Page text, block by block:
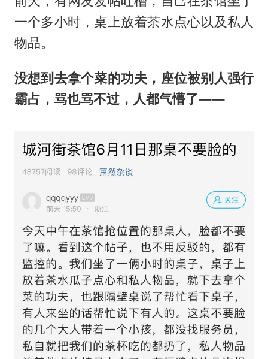
一个多小时，桌上放着茶水点心以及私人
物品。
没想到去拿个菜的功夫，座位被别人强行
霸占，骂也骂不过，人都气懵了——